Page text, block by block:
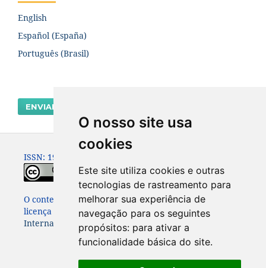
O nosso site usa
cookies
Este site utiliza cookies e outras
tecnologias de rastreamento para
melhorar sua experiência de
navegação para os seguintes
propósitos: para ativar a
funcionalidade básica do site.
English
Español (España)
Português (Brasil)
ENVIAR SUBMISSÃO
ISSN: 1980-0614
O conteúdo dessa Revista está publicado sob a
licença
Creative Commons Attribution 4.0
International License